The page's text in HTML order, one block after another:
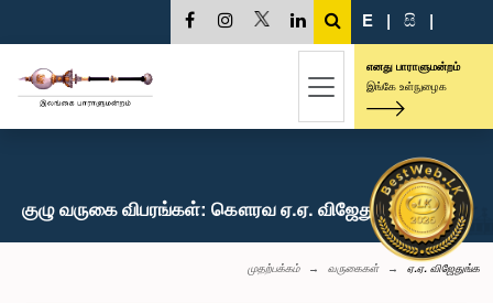
E | සි |
எனது பாராளுமன்றம்
இங்கே உள்நுழைக
குழு வருகை விபரங்கள்: கௌரவ ஏ.ஏ. விஜேதுங்க, பா.உ.
முதற்பக்கம் வருகைகள் ஏ.ஏ. விஜேதுங்க